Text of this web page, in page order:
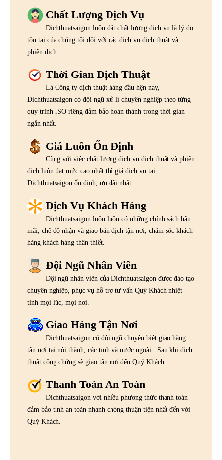
Chất Lượng Dịch Vụ
Dichthuatsaigon luôn đặt chất lượng dịch vụ là lý do
tồn tại của chúng tôi đối với các dịch vụ dịch thuật và
phiên dịch.
Thời Gian Dịch Thuật
Là Công ty dịch thuật hàng đầu hện nay,
Dichthuatsaigon có đội ngũ xử lí chuyên nghiệp theo từng
quy trình ISO riêng đảm bảo hoàn thành trong thời gian
ngắn nhất.
Giá Luôn Ổn Định
Cùng với việc chất lượng dịch vụ dịch thuật và phiên
dịch luôn đạt mức cao nhất thì giá dịch vụ tại
Dichthuatsaigon ổn định, ưu đãi nhất.
Dịch Vụ Khách Hàng
Dichthuatsaigon luôn luôn có những chính sách hậu
mãi, chế độ nhận và giao bản dịch tận nơi, chăm sóc khách
hàng khách hàng thân thiết.
Đội Ngũ Nhân Viên
Đội ngũ nhân viên của Dichthuatsaigon được đào tạo
chuyên nghiệp, phục vụ hỗ trợ tư vấn Quý Khách nhiệt
tình mọi lúc, mọi nơi.
Giao Hàng Tận Nơi
Dichthuatsaigon có đội ngũ chuyên biệt giao hàng
tận nơi tại nội thành, các tỉnh và nước ngoài . Sau khi dịch
thuật công chứng sẽ giao tận nơi đến Quý Khách.
Thanh Toán An Toàn
Dichthuatsaigon với nhiều phương thức thanh toán
đảm bảo tính an toàn nhanh chóng thuận tiện nhất đến với
Quý Khách.